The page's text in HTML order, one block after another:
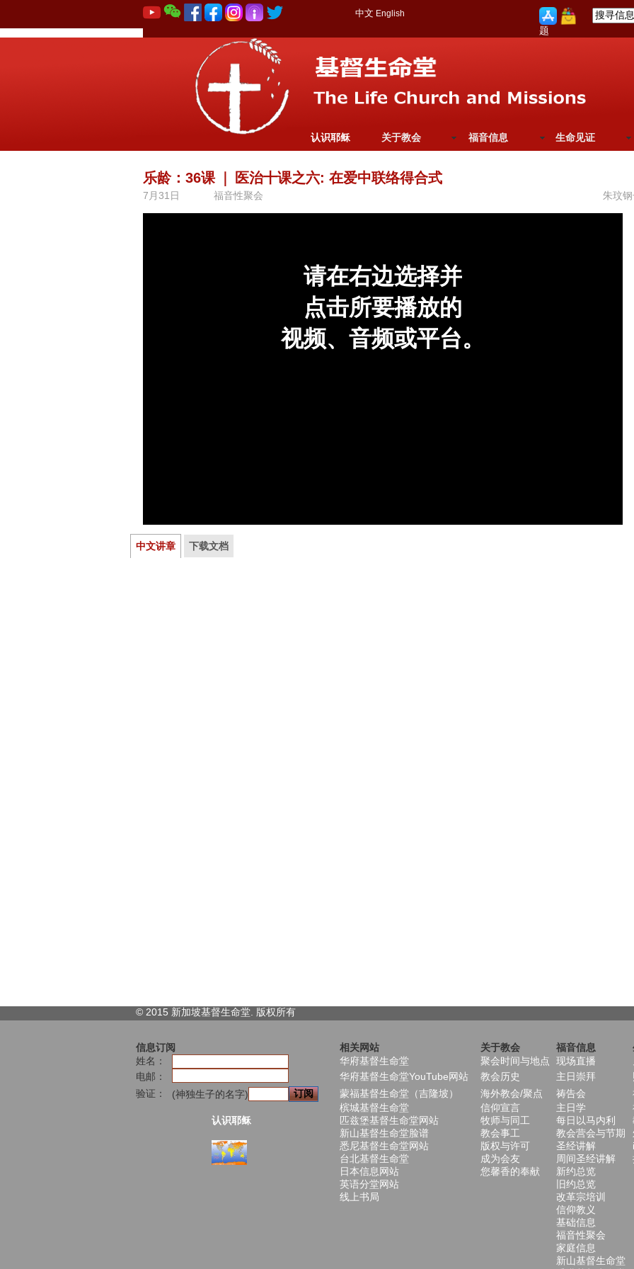
中文 English
题
认识耶稣 关于教会 福音信息 生命见证
乐龄：36课 医治十课之六: 在爱中联络得合式
7月31日 福音性聚会 朱玟
中文讲章 下载文档
© 2015 新加坡基督生命堂. 版权所有
信息订阅 相关网站 关于教会 福音信息
姓名：
华府基督生命堂 聚会时间与地点 现场直播
电邮：
华府基督生命堂YouTube网站 教会历史 主日崇拜
验证：
(神独生子的名字) 蒙福基督生命堂（吉隆坡） 海外教会/聚点 祷告会
槟城基督生命堂
信仰宣言 主日学
认识耶稣
匹兹堡基督生命堂网站 牧师与同工 每日以马内利
新山基督生命堂脸谱
教会事工 教会营会与节期
悉尼基督生命堂网站
版权与许可 圣经讲解
台北基督生命堂
成为会友 周间圣经讲解
日本信息网站
您馨香的奉献
新约总览
英语分堂网站
旧约总览
线上书局
改革宗培训
信仰教义
基础信息
福音性聚会
家庭信息
新山基督生命堂